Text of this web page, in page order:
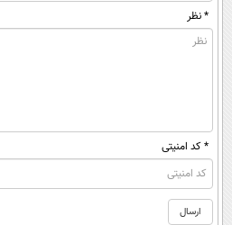
* نظر
* کد امنیتی